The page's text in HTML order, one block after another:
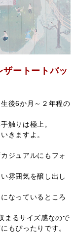
ートートバッ
後6か月～２年程の
触りは極上。
きますよ。
ジュアルにもフォ
雰囲気を醸し出し
なっているところ
まるサイズ感なので
もぴったりです。